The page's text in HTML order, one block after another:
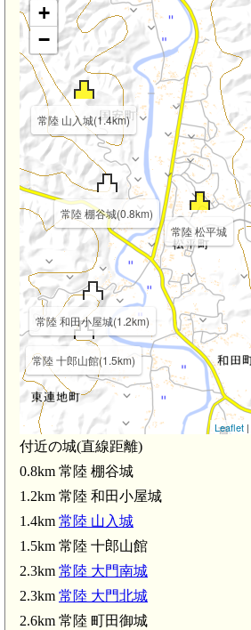
常陸 松平城
常陸 棚谷城(0.8km)
常陸 和田小屋城(1.2km)
常陸 山入城(1.4km)
常陸 十郎山館(1.5km)
+
−
Leaflet |
付近の城(直線距離)
0.8km 常陸 棚谷城
1.2km 常陸 和田小屋城
1.4km 常陸 山入城
1.5km 常陸 十郎山館
2.3km 常陸 大門南城
2.3km 常陸 大門北城
2.6km 常陸 町田御城